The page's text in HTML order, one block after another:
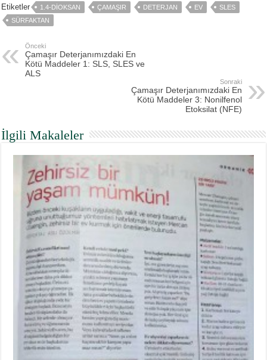
Etiketler 1.4-DIOKSAN ÇAMAŞIR DETERJAN EV
SLES
SÜRFAKTAN
Önceki
Çamaşır Deterjanımızdaki En
Kötü Maddeler 1: SLS, SLES ve
ALS
Sonraki
Çamaşır Deterjanımızdaki En
Kötü Maddeler 3: Nonilfenol
Etoksilat (NFE)
İlgili Makaleler